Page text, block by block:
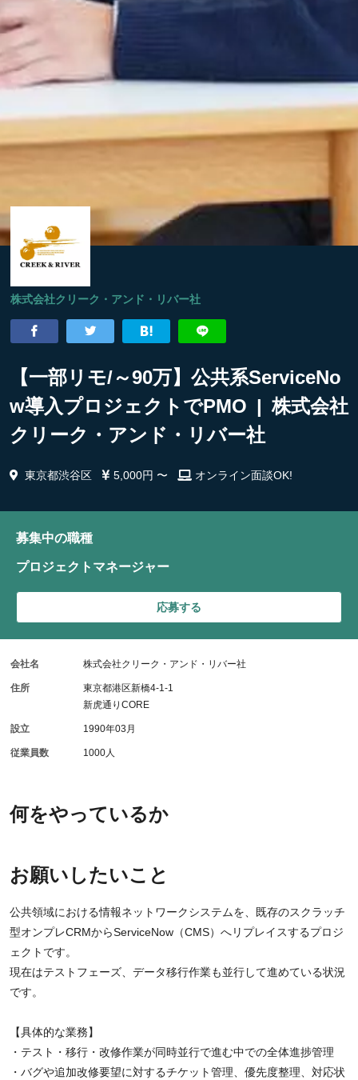
株式会社クリーク・アンド・リバー社
【一部リモ/～90万】公共系ServiceNo
w導入プロジェクトでPMO | 株式会社
クリーク・アンド・リバー社
東京都渋谷区 5,000円 〜 オンライン面談OK!
何をやっているか
お願いしたいこと
公共領域における情報ネットワークシステムを、既存のスクラッチ
型オンプレCRMからServiceNow（CMS）へリプレイスするプロジ
ェクトです。
現在はテストフェーズ、データ移行作業も並行して進めている状況
です。
【具体的な業務】
・テスト・移行・改修作業が同時並行で進む中での全体進捗管理
・バグや追加改修要望に対するチケット管理、優先度整理、対応状
募集中の職種
プロジェクトマネージャー
応募する
会社名 株式会社クリーク・アンド・リバー社
住所
東京都港区新橋4-1-1
新虎通りCORE
設立 1990年03月
従業員数 1000人